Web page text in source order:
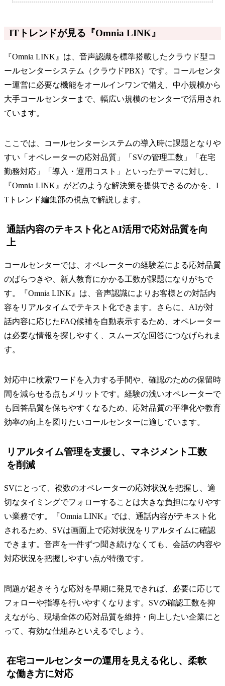
ITトレンドが見る『Omnia LINK』
『Omnia LINK』は、音声認識を標準搭載したクラウド型コ
ールセンターシステム（クラウドPBX）です。コールセンタ
ー運営に必要な機能をオールインワンで備え、中小規模から
大手コールセンターまで、幅広い規模のセンターで活用され
ています。
ここでは、コールセンターシステムの導入時に課題となりや
すい「オペレーターの応対品質」「SVの管理工数」「在宅
勤務対応」「導入・運用コスト」といったテーマに対し、
『Omnia LINK』がどのような解決策を提供できるのかを、I
Tトレンド編集部の視点で解説します。
通話内容のテキスト化とAI活用で応対品質を向
上
コールセンターでは、オペレーターの経験差による応対品質
のばらつきや、新人教育にかかる工数が課題になりがちで
す。『Omnia LINK』は、音声認識によりお客様との対話内
容をリアルタイムでテキスト化できます。さらに、AIが対
話内容に応じたFAQ候補を自動表示するため、オペレーター
は必要な情報を探しやすく、スムーズな回答につなげられま
す。
対応中に検索ワードを入力する手間や、確認のための保留時
間を減らせる点もメリットです。経験の浅いオペレーターで
も回答品質を保ちやすくなるため、応対品質の平準化や教育
効率の向上を図りたいコールセンターに適しています。
リアルタイム管理を支援し、マネジメント工数
を削減
SVにとって、複数のオペレーターの応対状況を把握し、適
切なタイミングでフォローすることは大きな負担になりやす
い業務です。『Omnia LINK』では、通話内容がテキスト化
されるため、SVは画面上で応対状況をリアルタイムに確認
できます。音声を一件ずつ聞き続けなくても、会話の内容や
対応状況を把握しやすい点が特徴です。
問題が起きそうな応対を早期に発見できれば、必要に応じて
フォローや指導を行いやすくなります。SVの確認工数を抑
えながら、現場全体の応対品質を維持・向上したい企業にと
って、有効な仕組みといえるでしょう。
在宅コールセンターの運用を見える化し、柔軟
な働き方に対応